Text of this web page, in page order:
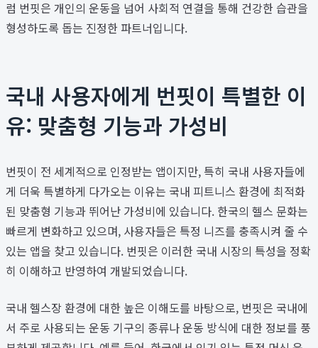
럼 번핏은 개인의 운동을 넘어 사회적 연결을 통해 건강한 습관을
형성하도록 돕는 진정한 파트너입니다.
국내 사용자에게 번핏이 특별한 이
유: 맞춤형 기능과 가성비
번핏이 전 세계적으로 인정받는 앱이지만, 특히 국내 사용자들에
게 더욱 특별하게 다가오는 이유는 국내 피트니스 환경에 최적화
된 맞춤형 기능과 뛰어난 가성비에 있습니다. 한국의 헬스 문화는
빠르게 변화하고 있으며, 사용자들은 특정 니즈를 충족시켜 줄 수
있는 앱을 찾고 있습니다. 번핏은 이러한 국내 시장의 특성을 정확
히 이해하고 반영하여 개발되었습니다.
국내 헬스장 환경에 대한 높은 이해도를 바탕으로, 번핏은 국내에
서 주로 사용되는 운동 기구의 종류나 운동 방식에 대한 정보를 풍